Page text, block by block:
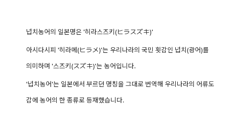
넙치농어의 일본명은 '히라스즈키(ヒラスズキ)'
아시다시피 '히라메(ヒラメ)'는 우리나라의 국민 횟감인 넙치(광어)를
의미하며 '스즈키(スズキ)'는 농어입니다.
'넙치농어'는 일본에서 부르던 명칭을 그대로 번역해 우리나라의 어류도
감에 농어의 한 종류로 등재했습니다.